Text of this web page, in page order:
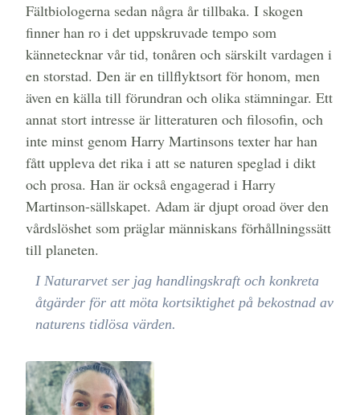
Fältbiologerna sedan några år tillbaka. I skogen
finner han ro i det uppskruvade tempo som
kännetecknar vår tid, tonåren och särskilt vardagen i
en storstad. Den är en tillflyktsort för honom, men
även en källa till förundran och olika stämningar. Ett
annat stort intresse är litteraturen och filosofin, och
inte minst genom Harry Martinsons texter har han
fått uppleva det rika i att se naturen speglad i dikt
och prosa. Han är också engagerad i Harry
Martinson-sällskapet. Adam är djupt oroad över den
vårdslöshet som präglar människans förhållningssätt
till planeten.
I Naturarvet ser jag handlingskraft och konkreta
åtgärder för att möta kortsiktighet på bekostnad av
naturens tidlösa värden.